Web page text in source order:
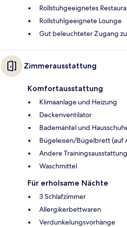
Rollstuhgeeignetes
Rollstuhlgeeignete Lounge
Gut beleuchteter Zugang
Zimmerausstattung
Komfortausstattung
Klimaanlage und Heizung
Deckenventilator
Bademäntel und
Bügeleisen/Bügelbrett (auf
Andere Trainingsausstattung
Waschmittel
Für erholsame Nächte
3 Schlafzimmer
Allergikerbettwaren
Verdunkelungsvorhänge